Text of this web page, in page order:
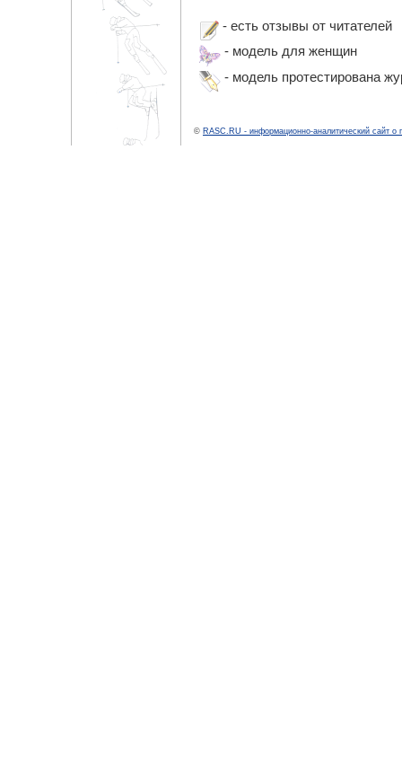
- есть отзывы от читателей
- модель для женщин
- модель протестирована
© RASC.RU - информационно-аналитический сайт о